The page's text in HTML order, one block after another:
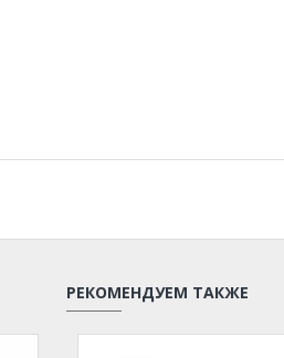
РЕКОМЕНДУЕМ ТАКЖЕ